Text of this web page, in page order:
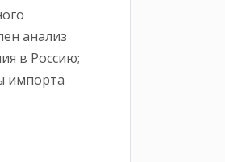
анализ
в Россию;
импорта